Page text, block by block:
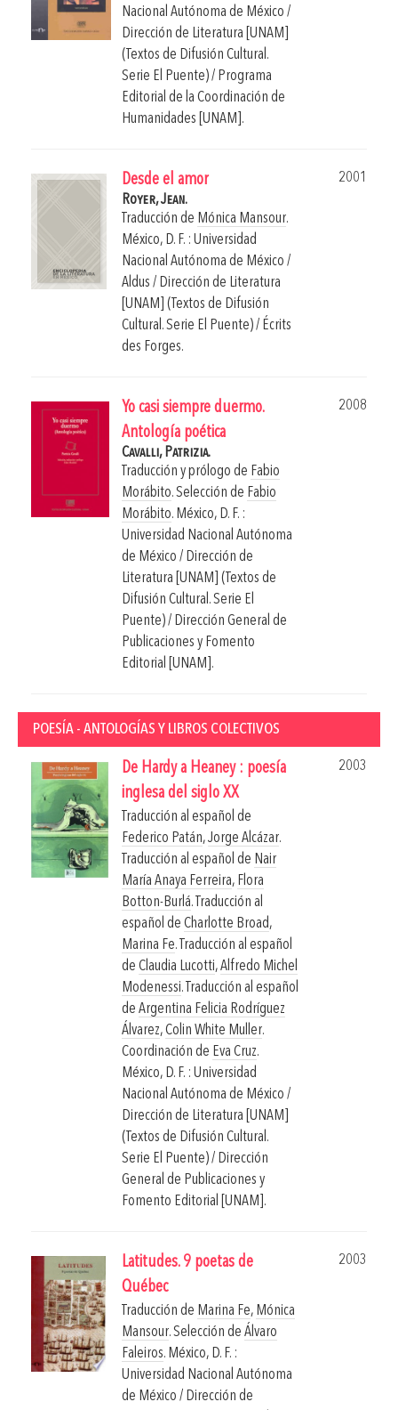
Nacional Autónoma de México /
Dirección de Literatura [UNAM]
(Textos de Difusión Cultural.
Serie El Puente) / Programa
Editorial de la Coordinación de
Humanidades [UNAM].
Desde el amor
2001
Royer, Jean.
Traducción de Mónica Mansour.
México, D. F. : Universidad
Nacional Autónoma de México /
Aldus / Dirección de Literatura
[UNAM] (Textos de Difusión
Cultural. Serie El Puente) / Écrits
des Forges.
Yo casi siempre duermo.
Antología poética
2008
Cavalli, Patrizia.
Traducción y prólogo de Fabio
Morábito. Selección de Fabio
Morábito. México, D. F. :
Universidad Nacional Autónoma
de México / Dirección de
Literatura [UNAM] (Textos de
Difusión Cultural. Serie El
Puente) / Dirección General de
Publicaciones y Fomento
Editorial [UNAM].
POESÍA - ANTOLOGÍAS Y LIBROS COLECTIVOS
De Hardy a Heaney : poesía
inglesa del siglo XX
2003
Traducción al español de
Federico Patán,Jorge Alcázar.
Traducción al español de Nair
María Anaya Ferreira, Flora
Botton-Burlá. Traducción al
español de Charlotte Broad,
Marina Fe. Traducción al español
de Claudia Lucotti,Alfredo Michel
Modenessi. Traducción al español
de Argentina Felicia Rodríguez
Álvarez,Colin White Muller.
Coordinación de Eva Cruz.
México, D. F. : Universidad
Nacional Autónoma de México /
Dirección de Literatura [UNAM]
(Textos de Difusión Cultural.
Serie El Puente) / Dirección
General de Publicaciones y
Fomento Editorial [UNAM].
Latitudes. 9 poetas de
Québec
2003
Traducción de Marina Fe, Mónica
Mansour. Selección de Álvaro
Faleiros. México, D. F. :
Universidad Nacional Autónoma
de México / Dirección de